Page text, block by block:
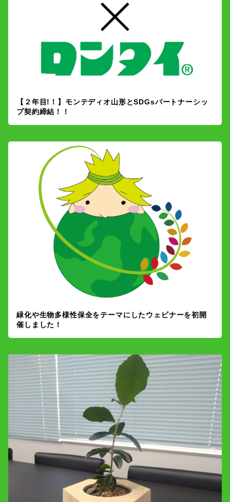
【２年目!！】モンテディオ山形とSDGsパートナーシッ
プ契約締結！！
緑化や生物多様性保全をテーマにしたウェビナーを初開
催しました！